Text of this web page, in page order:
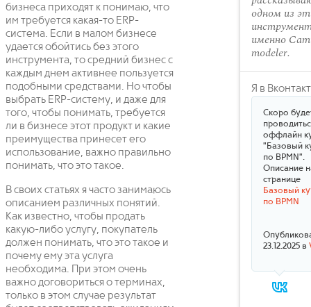
бизнеса приходят к понимаю, что
им требуется какая-то ERP-
система. Если в малом бизнесе
удается обойтись без этого
инструмента, то средний бизнес с
каждым днем активнее пользуется
подобными средствами. Но чтобы
выбрать ERP-систему, и даже для
того, чтобы понимать, требуется
ли в бизнесе этот продукт и какие
преимущества принесет его
использование, важно правильно
понимать, что это такое.
В своих статьях я часто занимаюсь
описанием различных понятий.
Как известно, чтобы продать
какую-либо услугу, покупатель
должен понимать, что это такое и
почему ему эта услуга
необходима. При этом очень
важно договориться о терминах,
только в этом случае результат
одном из
именно
modeler.
Я в
Скоро
оффлайн
"Базовый
по BPMN".
Описание
странице
Базовый
по BPMN
23.12.2025 в